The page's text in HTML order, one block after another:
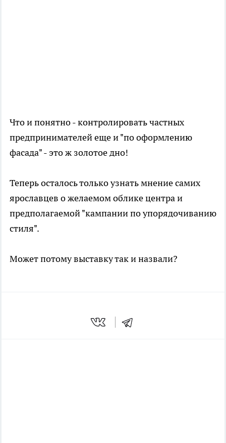
Что и понятно - контролировать частных
предпринимателей еще и "по оформлению
фасада" - это ж золотое дно!
Теперь осталось только узнать мнение самих
ярославцев о желаемом облике центра и
предполагаемой "кампании по упорядочиванию
стиля".
Может потому выставку так и назвали?